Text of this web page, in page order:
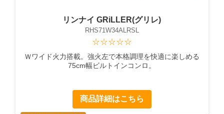
リンナイ GRiLLER(グリレ)
RHS71W34ALRSL
☆☆☆☆☆
Ｗワイド火力搭載。強火左で本格調理を快適に楽しめる
75cm幅ビルトインコンロ。
商品詳細はこちら